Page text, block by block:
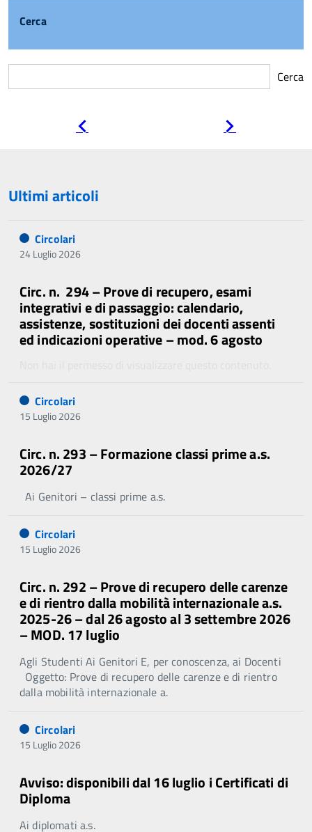
Cerca
Cerca
Ultimi articoli
Circolari
24 Luglio 2026
Circ. n. 294 – Prove di recupero, esami
integrativi e di passaggio: calendario,
assistenze, sostituzioni dei docenti assenti
ed indicazioni operative – mod. 6 agosto
Circolari
15 Luglio 2026
Circ. n. 293 – Formazione classi prime a.s.
2026/27
Ai Genitori – classi prime a.s.
Circolari
15 Luglio 2026
Circ. n. 292 – Prove di recupero delle carenze
e di rientro dalla mobilità internazionale a.s.
2025-26 – dal 26 agosto al 3 settembre 2026
– MOD. 17 luglio
Agli Studenti Ai Genitori E, per conoscenza, ai Docenti
Oggetto: Prove di recupero delle carenze e di rientro
dalla mobilità internazionale a.
Circolari
15 Luglio 2026
Avviso: disponibili dal 16 luglio i Certificati di
Diploma
Ai diplomati a.s.